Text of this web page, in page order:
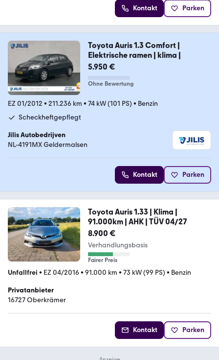
Kontakt Parken
Toyota Auris 1.3 Comfort |
Elektrische ramen | klima |
5.950 €
Ohne Bewertung
EZ 01/2012 • 211.236 km • 74 kW (101 PS) • Benzin
Scheckheftgepflegt
Jilis Autobedrijven
NL-4191MX Geldermalsen
Kontakt Parken
Toyota Auris 1.33 | Klima |
91.000km | AHK | TÜV 04/27
8.900 €
Verhandlungsbasis
Fairer Preis
Unfallfrei • EZ 04/2016• 91.000 km • 73 kW (99 PS) • Benzin
Privatanbieter
16727 Oberkrämer
Kontakt Parken